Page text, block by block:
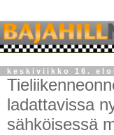
keskiviikko 16.
ladattavissa
sähköisessä